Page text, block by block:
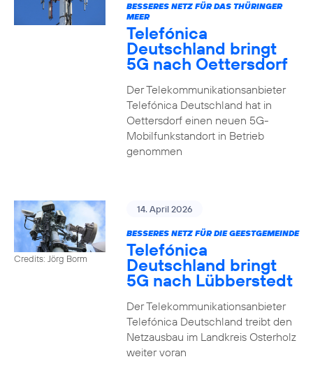
BESSERES NETZ FÜR DAS THÜRINGER
MEER
Telefónica
Deutschland bringt
5G nach Oettersdorf
Der Telekommunikationsanbieter
Telefónica Deutschland hat in
Oettersdorf einen neuen 5G-
Mobilfunkstandort in Betrieb
genommen
Credits: Jörg Borm
14. April 2026
BESSERES NETZ FÜR DIE GEESTGEMEINDE
Telefónica
Deutschland bringt
5G nach Lübberstedt
Der Telekommunikationsanbieter
Telefónica Deutschland treibt den
Netzausbau im Landkreis Osterholz
weiter voran